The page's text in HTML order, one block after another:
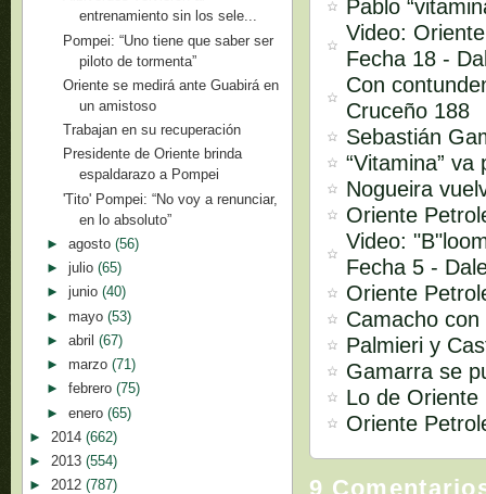
Pablo
Video:
Fecha 18 -
Con
Cruceño 188
Sebastián
“Vitamina”
Nogueira
Oriente
Video:
Fecha 5 -
Oriente
Camacho
Palmieri y
Gamarra se
Lo de
Oriente
9
entrenamiento sin los sele...
Pompei: “Uno tiene que saber ser
piloto de tormenta”
Oriente se medirá ante Guabirá en
un amistoso
Trabajan en su recuperación
Presidente de Oriente brinda
espaldarazo a Pompei
'Tito' Pompei: “No voy a renunciar,
en lo absoluto”
► agosto (56)
► julio (65)
► junio (40)
► mayo (53)
► abril (67)
► marzo (71)
► febrero (75)
► enero (65)
► 2014 (662)
► 2013 (554)
► 2012 (787)